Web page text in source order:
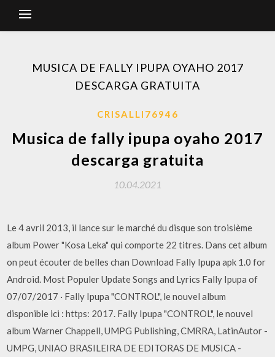
MUSICA DE FALLY IPUPA OYAHO 2017
DESCARGA GRATUITA
CRISALLI76946
Musica de fally ipupa oyaho 2017
descarga gratuita
10.04.2021
Le 4 avril 2013, il lance sur le marché du disque son troisième
album Power "Kosa Leka" qui comporte 22 titres. Dans cet album
on peut écouter de belles chan Download Fally Ipupa apk 1.0 for
Android. Most Populer Update Songs and Lyrics Fally Ipupa of
07/07/2017 · Fally Ipupa "CONTROL", le nouvel album
disponible ici : https: 2017. Fally Ipupa "CONTROL", le nouvel
album Warner Chappell, UMPG Publishing, CMRRA, LatinAutor -
UMPG, UNIAO BRASILEIRA DE EDITORAS DE MUSICA -